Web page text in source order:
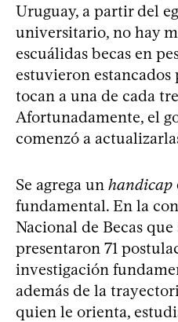
Uruguay, a partir del
universitario, no hay
escuálidas becas en
estuvieron estancados
tocan a una de cada
Afortunadamente, el
comenzó a
Se agrega un handicap
fundamental. En la
Nacional de Becas que
presentaron 71
investigación
además de la
quien le orienta,